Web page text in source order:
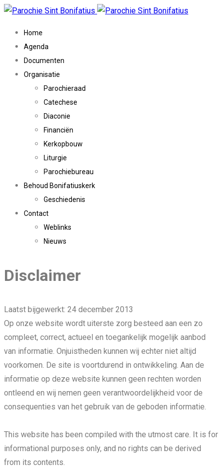
Home
Agenda
Documenten
Organisatie
Parochieraad
Catechese
Diaconie
Financiën
Kerkopbouw
Liturgie
Parochiebureau
Behoud Bonifatiuskerk
Geschiedenis
Contact
Weblinks
Nieuws
Disclaimer
Laatst bijgewerkt: 24 december 2013
Op onze website wordt uiterste zorg besteed aan een zo
compleet, correct, actueel en toegankelijk mogelijk aanbod
van informatie. Onjuistheden kunnen wij echter niet altijd
voorkomen. De site is voortdurend in ontwikkeling. Aan de
informatie op deze website kunnen geen rechten worden
ontleend en wij nemen geen verantwoordelijkheid voor de
consequenties van het gebruik van de geboden informatie.
This website has been compiled with the utmost care. It is for
informational purposes only, and no rights can be derived
from its contents.